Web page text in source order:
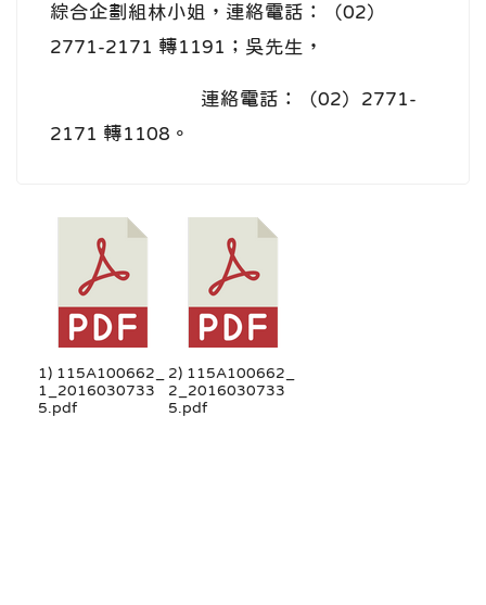
綜合企劃組林小姐，連絡電話：（02）
2771-2171 轉1191；吳先生，
連絡電話：（02）2771-
2171 轉1108。
1) 115A100662_
1_2016030733
5.pdf
2) 115A100662_
2_2016030733
5.pdf